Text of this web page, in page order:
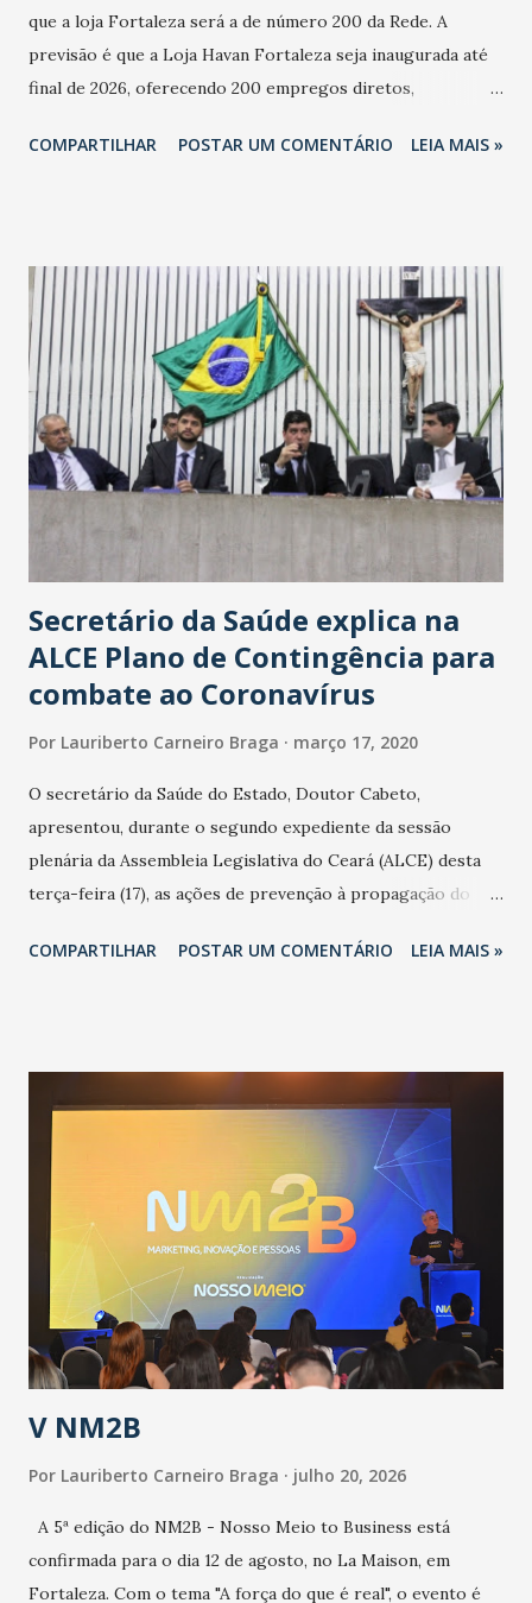
que a loja Fortaleza será a de número 200 da Rede. A
previsão é que a Loja Havan Fortaleza seja inaugurada até
final de 2026, oferecendo 200 empregos diretos,
Havan Fortaleza ainda não foi anunciada oficialmente, mas
COMPARTILHAR POSTAR UM COMENTÁRIO LEIA MAIS »
Secretário da Saúde explica na
ALCE Plano de Contingência para
combate ao Coronavírus
Por Lauriberto Carneiro Braga março 17, 2020
O secretário da Saúde do Estado, Doutor Cabeto,
apresentou, durante o segundo expediente da sessão
plenária da Assembleia Legislativa do Ceará (ALCE) desta
terça-feira (17), as ações de prevenção à propagação do
adotadas pelo Governo do Estado na contenção da
população suspeita e de cuidados com os ambientes
públicos e domiciliares. “Nós não estamos vivendo uma
epidemia comum, como temos em todos os anos, com
aumento de casos de dengue, influenza ou H1N1. Trata-se
de uma epidemia com um vírus diferente, com um poder de
contaminação maior que outros coronavírus”, apontou o
secretário. Segundo ele, é uma epidemia com chance de
contaminação alta, podendo gerar um grande risco à
população e ao sistema de saúde. “Precisamos saber fazer a
estratificação do risco da doença, para não so...
COMPARTILHAR POSTAR UM COMENTÁRIO LEIA MAIS »
V NM2B
Por Lauriberto Carneiro Braga julho 20, 2026
A 5ª edição do NM2B - Nosso Meio to Business está
confirmada para o dia 12 de agosto, no La Maison, em
Fortaleza. Com o tema "A força do que é real", o evento é